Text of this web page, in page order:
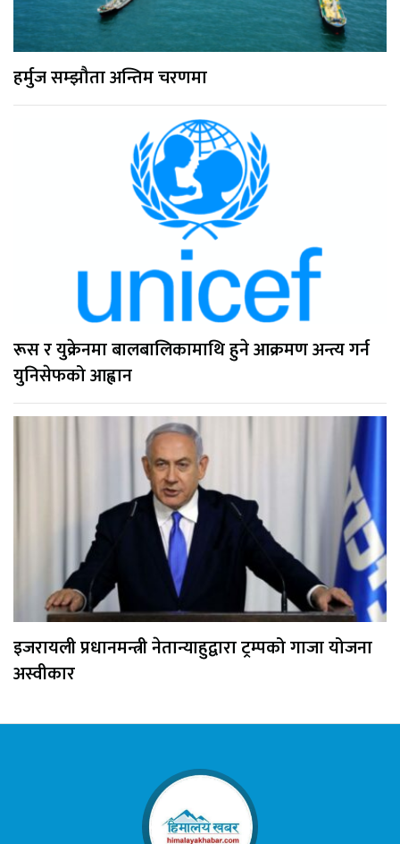
हर्मुज सम्झौता अन्तिम चरणमा
रूस र युक्रेनमा बालबालिकामाथि हुने आक्रमण अन्त्य गर्न
युनिसेफको आह्वान
इजरायली प्रधानमन्त्री नेतान्याहुद्वारा ट्रम्पको गाजा योजना
अस्वीकार